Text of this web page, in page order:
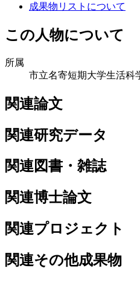
成果物リストについて
この人物について
所属
市立名寄短期大学生活科
関連論文
関連研究データ
関連図書・雑誌
関連博士論文
関連プロジェクト
関連その他成果物